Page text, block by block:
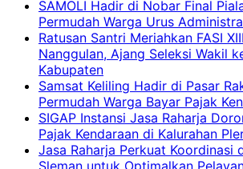
SAMOLI Hadir di Nobar Final
Permudah Warga Urus
Ratusan Santri Meriahkan FASI
Nanggulan, Ajang Seleksi Wakil
Kabupaten
Samsat Keliling Hadir di Pasar
Permudah Warga Bayar Pajak
SIGAP Instansi Jasa Raharja
Pajak Kendaraan di Kalurahan
Jasa Raharja Perkuat Koordinasi